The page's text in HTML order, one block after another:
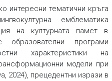
интересни тематични кръга
емблематика
на културната памет в
образователни програми
характеристики на
модели при
2024), прецедентни изрази в